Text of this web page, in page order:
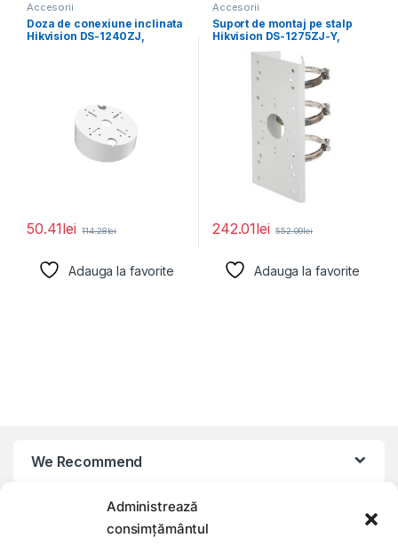
Administrează
consimțământul
Accesorii
Doza de conexiune inclinata
Hikvision DS-1240ZJ,
50.41lei 114.28lei
Adauga la favorite
Accesorii
Suport de montaj pe stalp
Hikvision DS-1275ZJ-Y,
dimensiuni: 67 mm
242.01lei 552.09lei
Adauga la favorite
We Recommend
My Account